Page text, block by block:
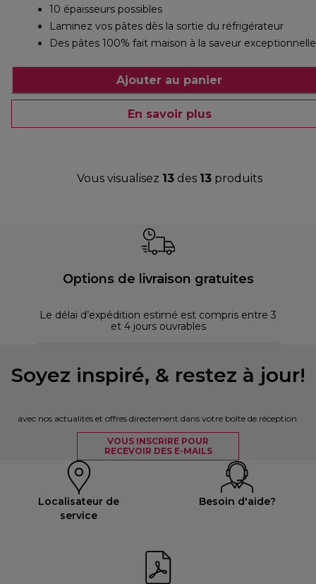
10 épaisseurs possibles
Laminez vos pâtes dès la sortie du réfrigérateur
Des pâtes 100% fait maison à la saveur exceptionnelle
Ajouter au panier
En savoir plus
Vous visualisez 13des 13produits
Options de livraison gratuites
Le délai d’expédition estimé est compris entre 3
et 4 jours ouvrables
Soyez inspiré, & restez à jour!
avec nos actualités et offres directement dans votre boîte de réception.
VOUS INSCRIRE POUR
RECEVOIR DES E-MAILS
Localisateur de
service
Besoin d'aide?